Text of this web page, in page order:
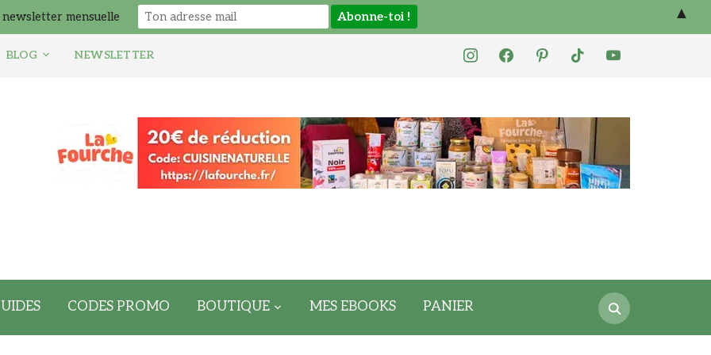
instagramfacebookpinteresttiktok youtube
BLOG NEWSLETTER
Search
for:
CODES PROMO BOUTIQUE MES EBOOKS PANIER
newsletter mensuelle ▲